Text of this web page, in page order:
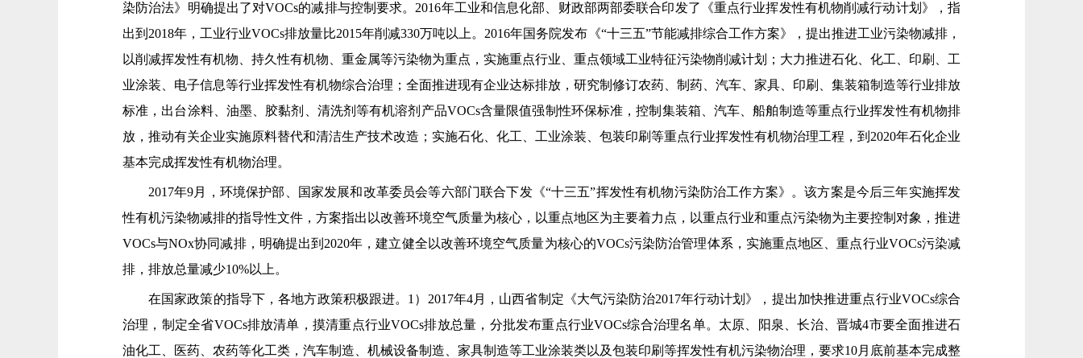
染防治法》明确提出了对VOCs的减排与控制要求。2016年工业和信息化部、财政部两部委联合印发了《重点行业挥发性有机物削减行动计划》，指
出到2018年，工业行业VOCs排放量比2015年削减330万吨以上。2016年国务院发布《“十三五”节能减排综合工作方案》，提出推进工业污染物减排，
以削减挥发性有机物、持久性有机物、重金属等污染物为重点，实施重点行业、重点领域工业特征污染物削减计划；大力推进石化、化工、印刷、工
业涂装、电子信息等行业挥发性有机物综合治理；全面推进现有企业达标排放，研究制修订农药、制药、汽车、家具、印刷、集装箱制造等行业排放
标准，出台涂料、油墨、胶黏剂、清洗剂等有机溶剂产品VOCs含量限值强制性环保标准，控制集装箱、汽车、船舶制造等重点行业挥发性有机物排
放，推动有关企业实施原料替代和清洁生产技术改造；实施石化、化工、工业涂装、包装印刷等重点行业挥发性有机物治理工程，到2020年石化企业
基本完成挥发性有机物治理。
2017年9月，环境保护部、国家发展和改革委员会等六部门联合下发《“十三五”挥发性有机物污染防治工作方案》。该方案是今后三年实施挥发
性有机污染物减排的指导性文件，方案指出以改善环境空气质量为核心，以重点地区为主要着力点，以重点行业和重点污染物为主要控制对象，推进
VOCs与NOx协同减排，明确提出到2020年，建立健全以改善环境空气质量为核心的VOCs污染防治管理体系，实施重点地区、重点行业VOCs污染减
排，排放总量减少10%以上。
在国家政策的指导下，各地方政策积极跟进。1）2017年4月，山西省制定《大气污染防治2017年行动计划》，提出加快推进重点行业VOCs综合
治理，制定全省VOCs排放清单，摸清重点行业VOCs排放总量，分批发布重点行业VOCs综合治理名单。太原、阳泉、长治、晋城4市要全面推进石
油化工、医药、农药等化工类，汽车制造、机械设备制造、家具制造等工业涂装类以及包装印刷等挥发性有机污染物治理，要求10月底前基本完成整